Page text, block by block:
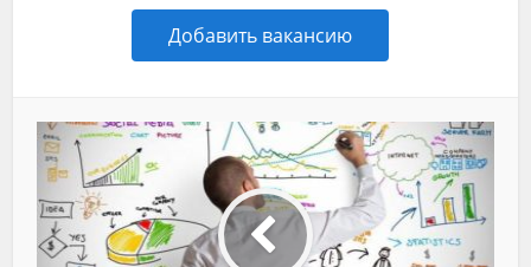
Добавить вакансию